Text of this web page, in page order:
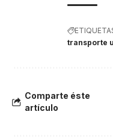
transporte
Comparte éste
artículo